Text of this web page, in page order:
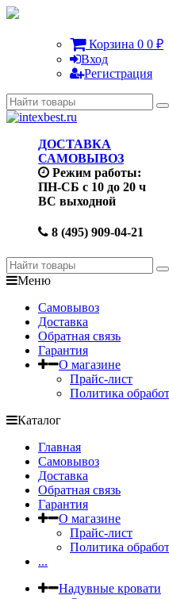
Корзина 0 0 ₽
Вход
Регистрация
ДОСТАВКА
САМОВЫВОЗ
Режим работы:
ПН-СБ с 10 до 20 ч
ВС выходной
8 (495) 909-04-21
Меню
Самовывоз
Доставка
Обратная связь
Гарантия
О магазине
Прайс-лист
Политика
Каталог
Главная
Самовывоз
Доставка
Обратная связь
Гарантия
О магазине
Прайс-лист
Политика
...
Надувные кровати